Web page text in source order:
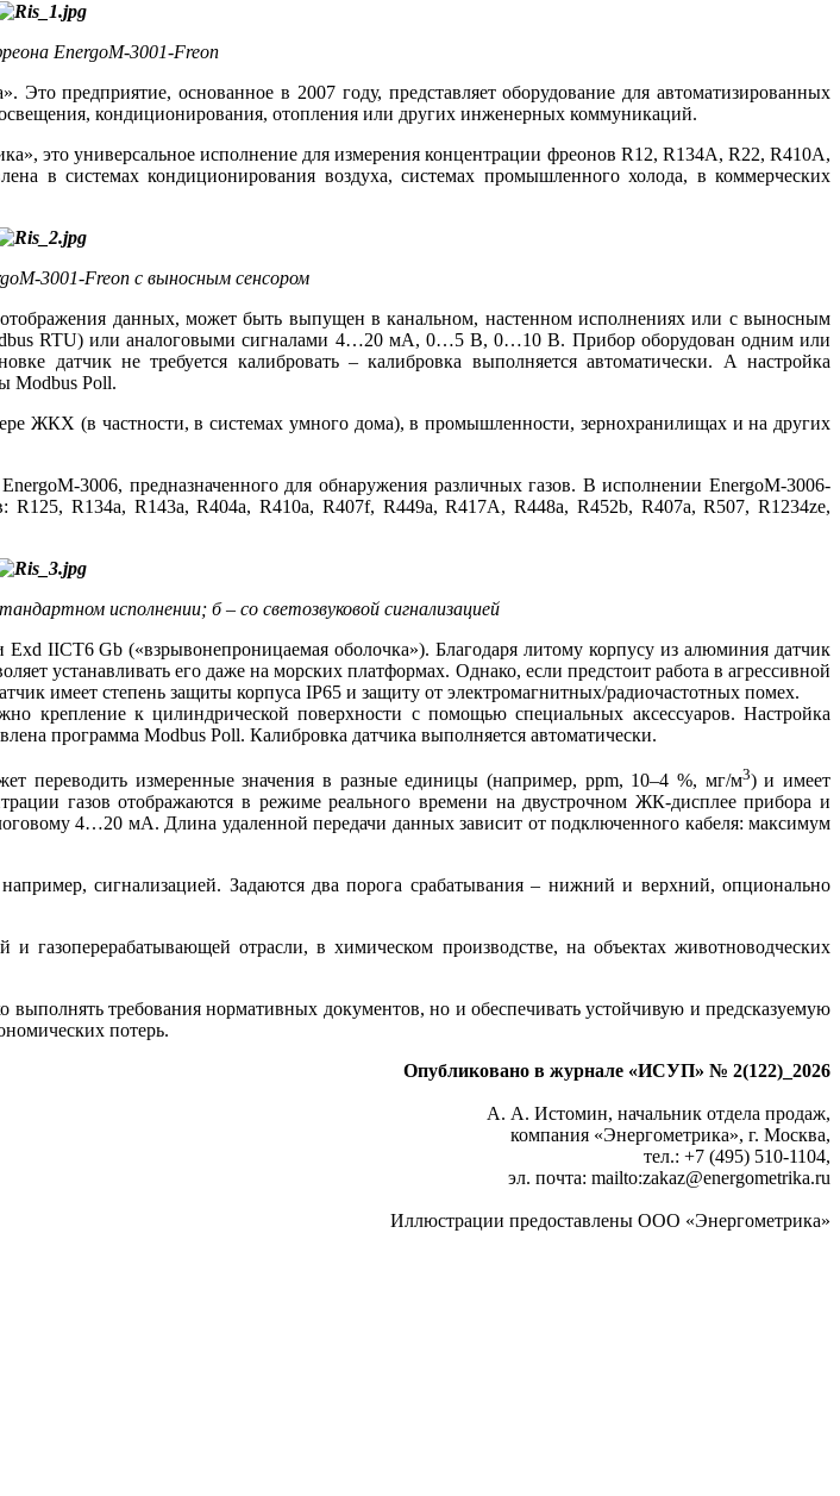
EnergoM-3001-Freon
предприятие, основанное в 2007 го­ду, представляет оборудование для автоматизированных
кондиционирования, отопления или других инженерных коммуникаций.
это универсальное исполнение для измерения концентрации фреонов R12, R134A, R22, R410A,
в системах кондиционирования воздуха, системах промышленного холода, в коммерческих
3001-Freon с выносным сенсором
данных, может быть выпущен в канальном, настенном исполнениях или с выносным
RTU) или аналоговыми сигналами 4…20 мА, 0…5 В, 0…10 В. Прибор оборудован одним или
датчик не требуется калибровать – калибровка выполняется автоматически. А настройка
Modbus Poll.
ЖКХ (в частности, в системах умного до­ма), в промышленности, зернохранилищах и на других
3006, предназначенного для обнаружения различных газов. В исполнении EnergoM-3006-
R134a, R143a, R404a, R410a, R407f, R449a, R417A, R448a, R452b, R407a, R507, R1234ze,
исполнении; б – со светозвуковой сигнализацией
IICT6 Gb («взрывонепроницаемая оболочка»). Благодаря литому корпусу из алюминия датчик
устанавливать его да­же на морских платформах. Однако, если предстоит работа в агрессивной
имеет степень защиты корпуса IP65 и защиту от электромагнитных/радиочастотных помех.
крепление к цилиндрической поверхности с помощью специальных аксессуаров. Настройка
программа Modbus Poll. Калибровка датчика выполняется автоматически.
переводить измеренные значения в разные единицы (например, ppm, 10–4 %, мг/м3) и имеет
газов отображаются в режиме реального времени на двустрочном ЖК-дисплее прибора и
4…20 мА. Длина удаленной передачи данных зависит от подключенного кабеля: максимум
сигнализацией. Задаются два порога срабатывания – нижний и верхний, опционально
отрасли, в химическом производстве, на объектах животноводческих
требования нормативных документов, но и обеспечивать устойчивую и предсказуемую
потерь.
Опубликовано в журнале «ИСУП» № 2(122)_2026
А. А. Истомин, начальник отдела продаж,
компания «Энергометрика», г. Москва,
тел.: +7 (495) 510-1104,
эл. почта: mailto:zakaz@energometrika.ru
Иллюстрации предоставлены ООО «Энергометрика»